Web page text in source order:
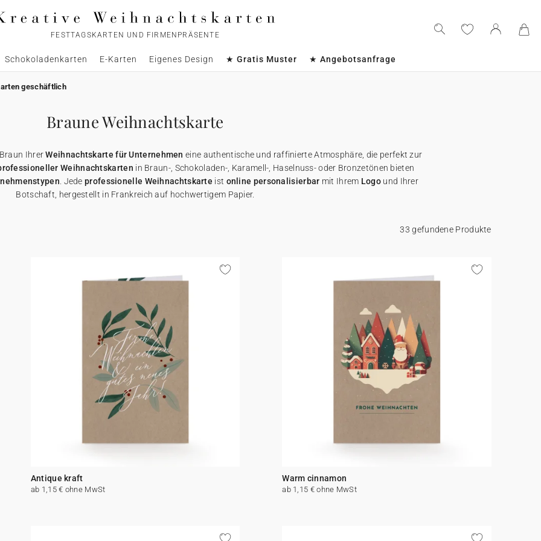
FESTTAGSKARTEN UND FIRMENPRÄSENTE
Schokoladenkarten E-Karten Eigenes Design ★ Gratis Muster ★ Angebotsanfrage
geschäftlich
Braune Weihnachtskarte
IhrerWeihnachtskarte für Unternehmen eine authentische und raffinierte Atmosphäre, die perfekt zur
Weihnachtskarten in Braun-, Schokoladen-, Karamell-, Haselnuss- oder Bronzetönen bieten
. Jedeprofessionelle Weihnachtskarte ist online personalisierbar mit Ihrem Logo und Ihrer
Botschaft, hergestellt in Frankreich auf hochwertigem Papier.
33 gefundene Produkte
Antique kraft
ab 1,15 € ohne MwSt
Warm cinnamon
ab 1,15 € ohne MwSt